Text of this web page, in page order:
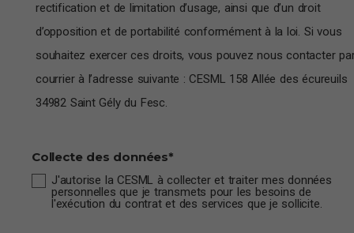
rectification et de limitation d’usage, ainsi que d’un droit
d’opposition et de portabilité conformément à la loi. Si vous
souhaitez exercer ces droits, vous pouvez nous contacter
courrier à l’adresse suivante : CESML 158 Allée des écureuils
34982 Saint Gély du Fesc.
Collecte des données*
J'autorise la CESML à collecter et traiter mes données
personnelles que je transmets pour les besoins de
l'exécution du contrat et des services que je sollicite.